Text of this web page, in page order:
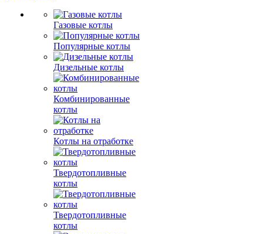
Газовые котлы
Популярные котлы
Дизельные котлы
Комбинированные
котлы
Котлы на отработке
Твердотопливные
котлы
Твердотопливные
котлы